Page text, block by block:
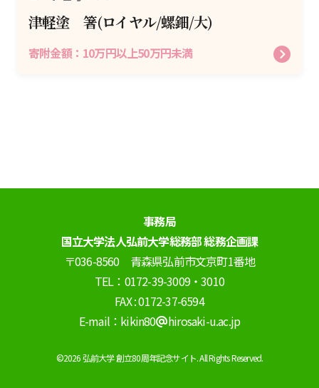
津軽塗 箸(ロイヤル/螺鈿/大)
寄附金額： 10万円以上50万円未満
事務局
国立大学法人弘前大学総務部 総務企画課
〒036-8560 青森県弘前市文京町1番地
TEL：0172-39-3009・3010
FAX : 0172-37-6594
E-mail：kikin80
hirosaki-u.ac.jp
©2026 弘前大学 創立80周年記念サイト. All Rights Reserved.